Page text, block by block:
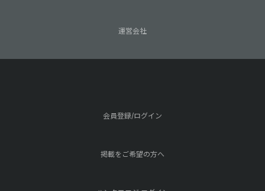
運営会社
会員登録/ログイン
掲載をご希望の方へ